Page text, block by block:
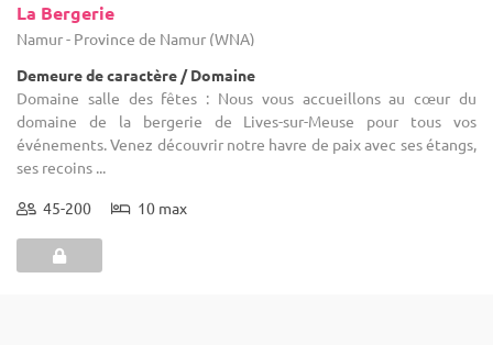
La Bergerie
Namur - Province de Namur (WNA)
Demeure de caractère / Domaine
Domaine salle des fêtes : Nous vous accueillons au cœur du
domaine de la bergerie de Lives-sur-Meuse pour tous vos
événements. Venez découvrir notre havre de paix avec ses étangs,
ses recoins ...
45-200 10 max